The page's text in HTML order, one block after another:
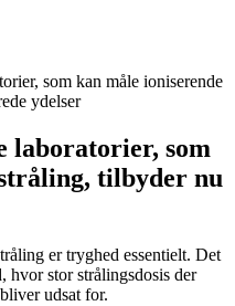
som kan måle ioniserende
ydelser
laboratorier, som
tilbyder nu
er tryghed essentielt. Det
hvor stor strålingsdosis der
udsat for.